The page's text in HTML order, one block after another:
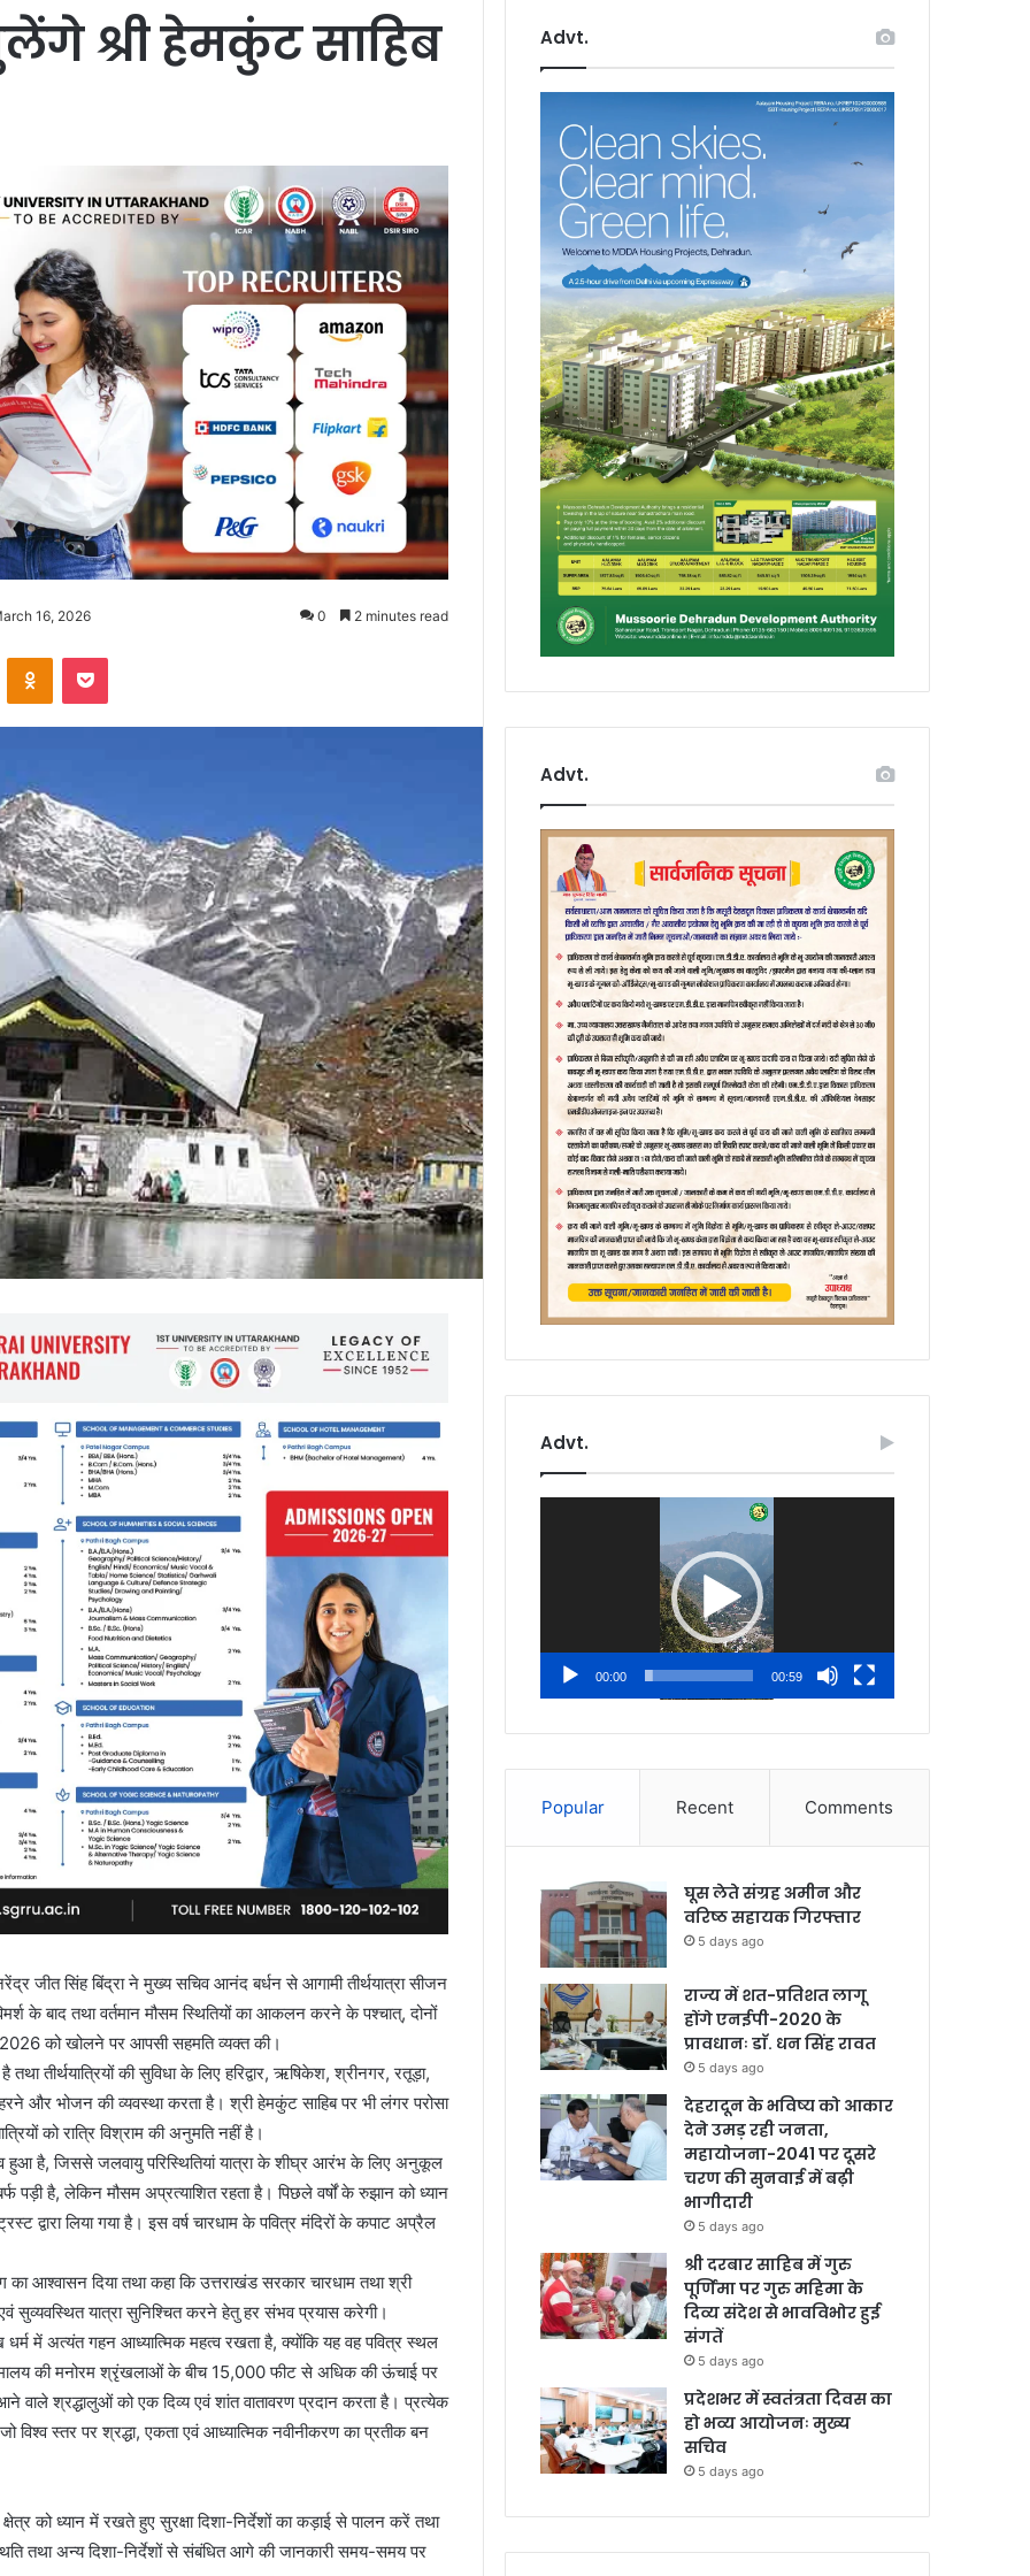
श्री हेमकुंट साहिब
16, 2026 0 2 minutes read
जीत सिंह बिंद्रा ने मुख्य सचिव आनंद बर्धन से आगामी तीर्थयात्रा सीजन
के बाद तथा वर्तमान मौसम स्थितियों का आकलन करने के पश्चात्, दोनों
2026 को खोलने पर आपसी सहमति व्यक्त की।
तीर्थयात्रियों की सुविधा के लिए हरिद्वार, ऋषिकेश, श्रीनगर, रतूड़ा,
और भोजन की व्यवस्था करता है। श्री हेमकुंट साहिब पर भी लंगर परोसा
को रात्रि विश्राम की अनुमति नहीं है।
हुआ है, जिससे जलवायु परिस्थितियां यात्रा के शीघ्र आरंभ के लिए अनुकूल
पड़ी है, लेकिन मौसम अप्रत्याशित रहता है। पिछले वर्षों के रुझान को ध्यान
द्वारा लिया गया है। इस वर्ष चारधाम के पवित्र मंदिरों के कपाट अप्रैल
आश्वासन दिया तथा कहा कि उत्तराखंड सरकार चारधाम तथा श्री
सुव्यवस्थित यात्रा सुनिश्चित करने हेतु हर संभव प्रयास करेगी।
में अत्यंत गहन आध्यात्मिक महत्व रखता है, क्योंकि यह वह पवित्र स्थल
की मनोरम श्रृंखलाओं के बीच 15,000 फीट से अधिक की ऊंचाई पर
वाले श्रद्धालुओं को एक दिव्य एवं शांत वातावरण प्रदान करता है। प्रत्येक
विश्व स्तर पर श्रद्धा, एकता एवं आध्यात्मिक नवीनीकरण का प्रतीक बन
को ध्यान में रखते हुए सुरक्षा दिशा-निर्देशों का कड़ाई से पालन करें तथा
तथा अन्य दिशा-निर्देशों से संबंधित आगे की जानकारी समय-समय पर
Advt.
Advt.
Advt.
00:00 00:59
Popular Recent Comments
घूस लेते संग्रह अमीन और
वरिष्ठ सहायक गिरफ्तार
5 days ago
राज्य में शत-प्रतिशत लागू
होंगे एनईपी-2020 के
प्रावधानः डाॅ. धन सिंह रावत
5 days ago
देहरादून के भविष्य को आकार
देने उमड़ रही जनता,
महायोजना-2041 पर दूसरे
चरण की सुनवाई में बढ़ी
भागीदारी
5 days ago
श्री दरबार साहिब में गुरु
पूर्णिमा पर गुरु महिमा के
दिव्य संदेश से भावविभोर हुई
संगतें
5 days ago
प्रदेशभर में स्वतंत्रता दिवस का
हो भव्य आयोजनः मुख्य
सचिव
5 days ago